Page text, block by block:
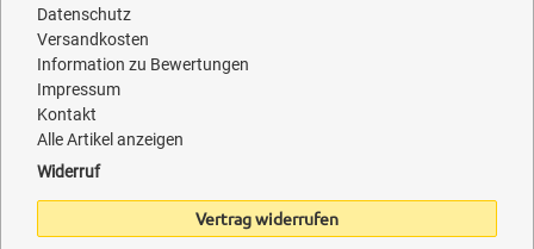
Datenschutz
Versandkosten
Information zu Bewertungen
Impressum
Kontakt
Alle Artikel anzeigen
Widerruf
Vertrag widerrufen